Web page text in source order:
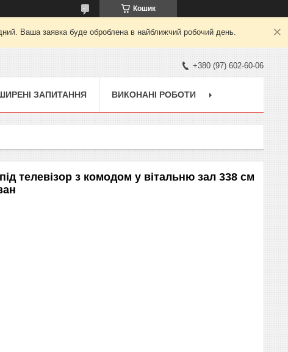
Кошик
Ваша заявка буде оброблена в найближчий робочий день.
+380 (97) 602-60-06
ЗАПИТАННЯ ВИКОНАНІ РОБОТИ
телевізор з комодом у вітальню зал 338 см